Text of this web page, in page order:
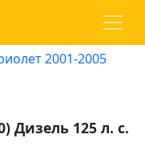
2001-2005
Дизель 125 л. с.